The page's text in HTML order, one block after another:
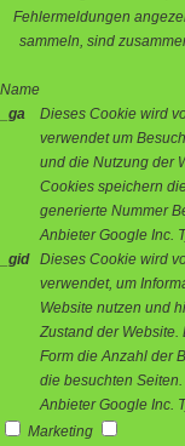
Fehlermeldungen
sammeln, sind
Name
_ga
Dieses Cookie wird
verwendet um
und die Nutzung der
Cookies speichern
generierte Nummer
Anbieter Google Inc.
_gid
Dieses Cookie wird
verwendet, um
Website nutzen und
Zustand der
Form die Anzahl der
die besuchten Seiten.
Anbieter Google Inc.
Marketing